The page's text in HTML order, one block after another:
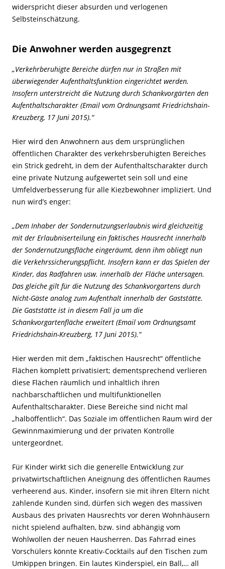
widerspricht dieser absurden und verlogenen
Selbsteinschätzung.
Die Anwohner werden ausgegrenzt
„Verkehrberuhigte Bereiche dürfen nur in Straßen mit
überwiegender Aufenthaltsfunktion eingerichtet werden.
Insofern unterstreicht die Nutzung durch Schankvorgärten den
Aufenthaltscharakter (Email vom Ordnungsamt Friedrichshain-
Kreuzberg, 17 Juni 2015).“
Hier wird den Anwohnern aus dem ursprünglichen
öffentlichen Charakter des verkehrsberuhigten Bereiches
ein Strick gedreht, in dem der Aufenthaltscharakter durch
eine private Nutzung aufgewertet sein soll und eine
Umfeldverbesserung für alle Kiezbewohner impliziert. Und
nun wird’s enger:
„Dem Inhaber der Sondernutzungserlaubnis wird gleichzeitig
mit der Erlaubniserteilung ein faktisches Hausrecht innerhalb
der Sondernutzungsfläche eingeräumt, denn ihm obliegt nun
die Verkehrssicherungspflicht. Insofern kann er das Spielen der
Kinder, das Radfahren usw. innerhalb der Fläche untersagen.
Das gleiche gilt für die Nutzung des Schankvorgartens durch
Nicht-Gäste analog zum Aufenthalt innerhalb der Gaststätte.
Die Gaststätte ist in diesem Fall ja um die
Schankvorgartenfläche erweitert (Email vom Ordnungsamt
Friedrichshain-Kreuzberg, 17 Juni 2015).“
Hier werden mit dem „faktischen Hausrecht“ öffentliche
Flächen komplett privatisiert; dementsprechend verlieren
diese Flächen räumlich und inhaltlich ihren
nachbarschaftlichen und multifunktionellen
Aufenthaltscharakter. Diese Bereiche sind nicht mal
„halböffentlich“. Das Soziale im öffentlichen Raum wird der
Gewinnmaximierung und der privaten Kontrolle
untergeordnet.
Für Kinder wirkt sich die generelle Entwicklung zur
privatwirtschaftlichen Aneignung des öffentlichen Raumes
verheerend aus. Kinder, insofern sie mit ihren Eltern nicht
zahlende Kunden sind, dürfen sich wegen des massiven
Ausbaus des privaten Hausrechts vor deren Wohnhäusern
nicht spielend aufhalten, bzw. sind abhängig vom
Wohlwollen der neuen Hausherren. Das Fahrrad eines
Vorschülers könnte Kreativ-Cocktails auf den Tischen zum
Umkippen bringen. Ein lautes Kinderspiel, ein Ball,… all